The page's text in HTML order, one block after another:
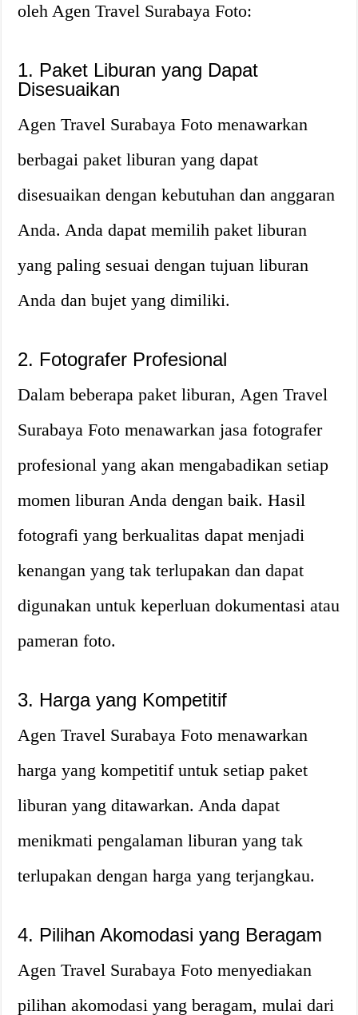
oleh Agen Travel Surabaya Foto:
1. Paket Liburan yang Dapat
Disesuaikan
Agen Travel Surabaya Foto menawarkan
berbagai paket liburan yang dapat
disesuaikan dengan kebutuhan dan anggaran
Anda. Anda dapat memilih paket liburan
yang paling sesuai dengan tujuan liburan
Anda dan bujet yang dimiliki.
2. Fotografer Profesional
Dalam beberapa paket liburan, Agen Travel
Surabaya Foto menawarkan jasa fotografer
profesional yang akan mengabadikan setiap
momen liburan Anda dengan baik. Hasil
fotografi yang berkualitas dapat menjadi
kenangan yang tak terlupakan dan dapat
digunakan untuk keperluan dokumentasi atau
pameran foto.
3. Harga yang Kompetitif
Agen Travel Surabaya Foto menawarkan
harga yang kompetitif untuk setiap paket
liburan yang ditawarkan. Anda dapat
menikmati pengalaman liburan yang tak
terlupakan dengan harga yang terjangkau.
4. Pilihan Akomodasi yang Beragam
Agen Travel Surabaya Foto menyediakan
pilihan akomodasi yang beragam, mulai dari